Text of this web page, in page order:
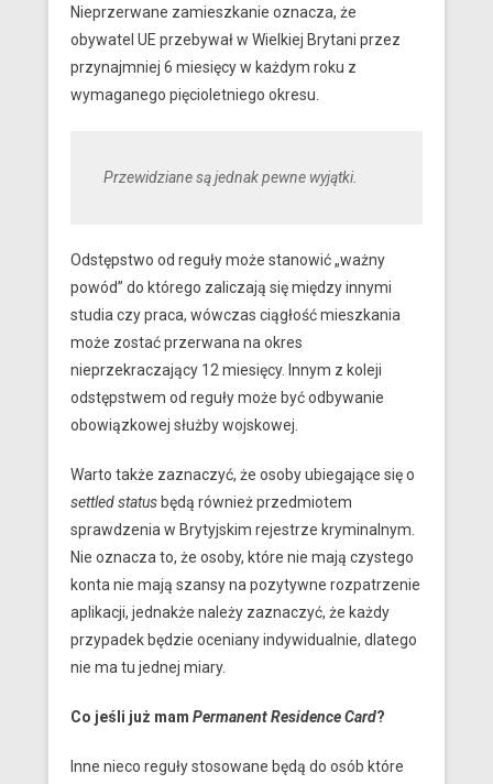
Nieprzerwane zamieszkanie oznacza, że
obywatel UE przebywał w Wielkiej Brytani przez
przynajmniej 6 miesięcy w każdym roku z
wymaganego pięcioletniego okresu.
Przewidziane są jednak pewne wyjątki.
Odstępstwo od reguły może stanowić „ważny
powód” do którego zaliczają się między innymi
studia czy praca, wówczas ciągłość mieszkania
może zostać przerwana na okres
nieprzekraczający 12 miesięcy. Innym z koleji
odstępstwem od reguły może być odbywanie
obowiązkowej służby wojskowej.
Warto także zaznaczyć, że osoby ubiegające się o
settled status będą również przedmiotem
sprawdzenia w Brytyjskim rejestrze kryminalnym.
Nie oznacza to, że osoby, które nie mają czystego
konta nie mają szansy na pozytywne rozpatrzenie
aplikacji, jednakże należy zaznaczyć, że każdy
przypadek będzie oceniany indywidualnie, dlatego
nie ma tu jednej miary.
Co jeśli już mam Permanent Residence Card?
Inne nieco reguły stosowane będą do osób które